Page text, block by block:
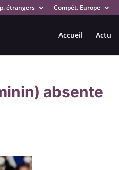
étrangers Compét. Europe
Accueil Actu
absente